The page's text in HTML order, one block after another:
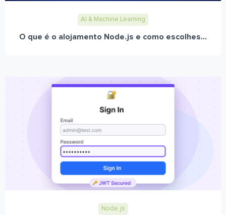
AI & Machine Learning
O que é o alojamento Node.js e como escolhes...
Node.js